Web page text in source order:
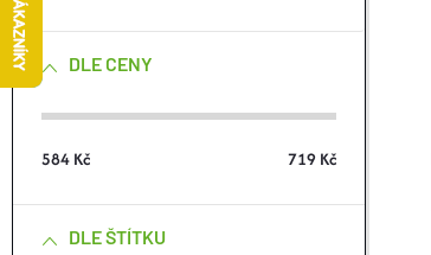
O
S
R
DLE CENY
584 Kč 719 Kč
DLE ŠTÍTKU